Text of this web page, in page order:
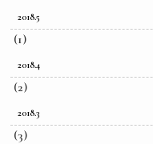
2018.5
(1)
2018.4
(2)
2018.3
(3)